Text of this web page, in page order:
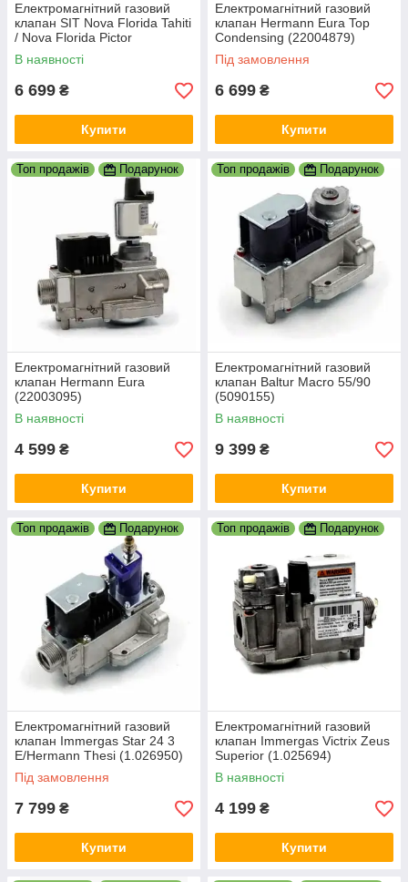
Електромагнітний газовий
клапан SIT Nova Florida Tahiti
/ Nova Florida Pictor
Condensing 85 (6VALVGAS09)
В наявності
6 699 ₴
Купити
Електромагнітний газовий
клапан Hermann Eura Top
Condensing (22004879)
Під замовлення
6 699 ₴
Купити
Топ продажів Подарунок
Електромагнітний газовий
клапан Hermann Eura
(22003095)
В наявності
4 599 ₴
Купити
Топ продажів Подарунок
Електромагнітний газовий
клапан Baltur Macro 55/90
(5090155)
В наявності
9 399 ₴
Купити
Топ продажів Подарунок
Електромагнітний газовий
клапан Immergas Star 24 3
E/Hermann Thesi (1.026950)
Під замовлення
7 799 ₴
Купити
Топ продажів Подарунок
Електромагнітний газовий
клапан Immergas Victrix Zeus
Superior (1.025694)
В наявності
4 199 ₴
Купити